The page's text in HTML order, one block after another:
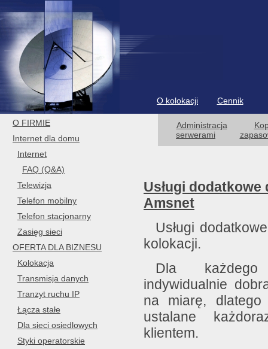
O kolokacji Cennik
O FIRMIE
Internet dla domu
Internet
FAQ (Q&A)
Telewizja
Telefon mobilny
Telefon stacjonarny
Zasięg sieci
OFERTA DLA BIZNESU
Kolokacja
Transmisja danych
Tranzyt ruchu IP
Łącza stałe
Dla sieci osiedlowych
Styki operatorskie
Administracja
serwerami
Usługi
Amsnet
Usługi
kolokacji.
Dla każdego
indywidualnie
na miarę,
ustalane
klientem.